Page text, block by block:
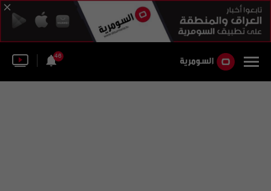
46